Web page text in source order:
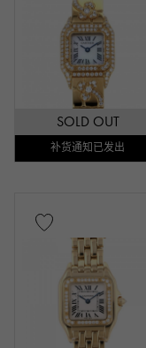
SOLD OUT
补货通知已发出